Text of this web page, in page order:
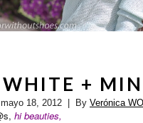
WHITE +
mayo 18, 2012 | By Verónica
hi beauties,